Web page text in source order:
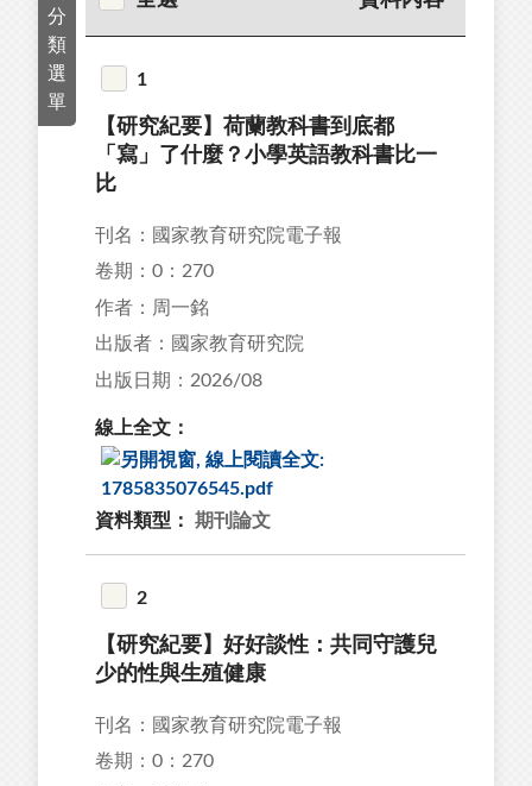
分
類
選
單
1
【研究紀要】荷蘭教科書到底都
「寫」了什麼？小學英語教科書比一
比
刊名：國家教育研究院電子報
卷期：0：270
作者：周一銘
出版者：國家教育研究院
出版日期：2026/08
線上全文：
資料類型： 期刊論文
2
【研究紀要】好好談性：共同守護兒
少的性與生殖健康
刊名：國家教育研究院電子報
卷期：0：270